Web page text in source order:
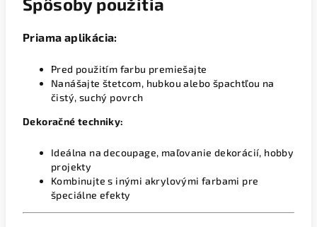
Priama aplikácia:
Pred použitím farbu premiešajte
Nanášajte štetcom, hubkou alebo špachtľou na
čistý, suchý povrch
Dekoračné techniky:
Ideálna na decoupage, maľovanie dekorácií, hobby
projekty
Kombinujte s inými akrylovými farbami pre
špeciálne efekty